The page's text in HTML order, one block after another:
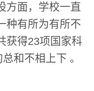
方面，学校一直
种有所为有所不
获得23项国家科
和不相上下 。